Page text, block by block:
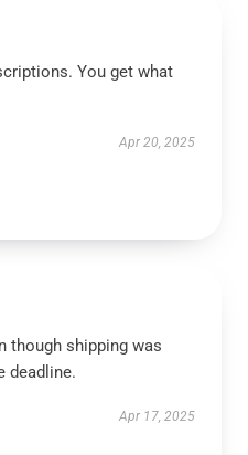
You get what
Apr 20, 2025
though shipping was
deadline.
Apr 17, 2025